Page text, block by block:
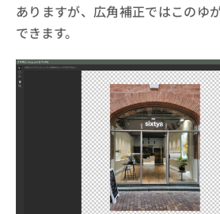
ありますが、広角補正ではこのゆ
できます。